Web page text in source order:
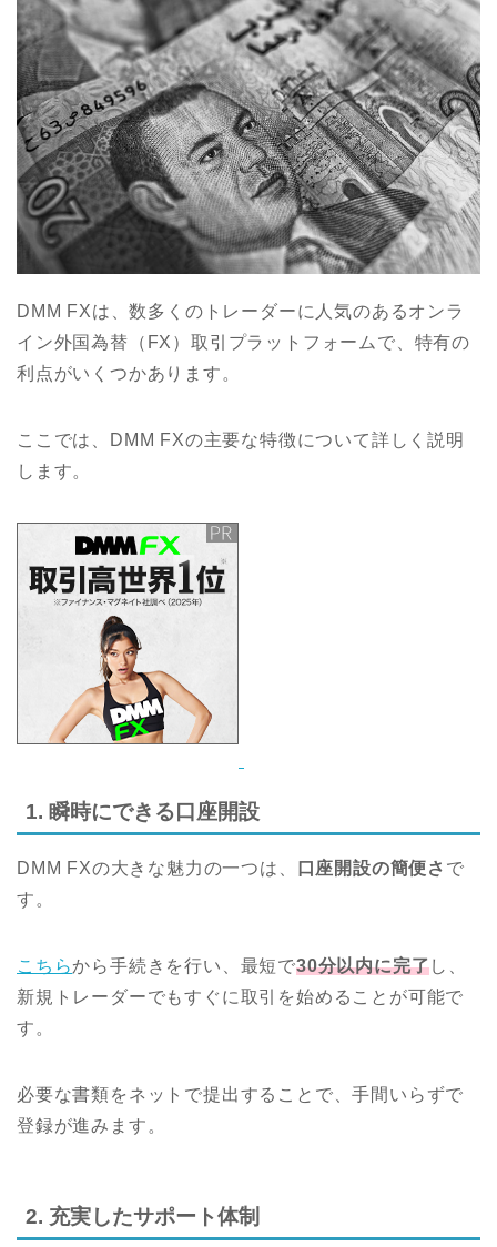
DMM FXは、数多くのトレーダーに人気のあるオンラ
イン外国為替（FX）取引プラットフォームで、特有の
利点がいくつかあります。
ここでは、DMM FXの主要な特徴について詳しく説明
します。
1. 瞬時にできる口座開設
DMM FXの大きな魅力の一つは、 口座開設の簡便さ で
す。
こちらから手続きを行い、最短で30分以内に完了し、
新規トレーダーでもすぐに取引を始めることが可能で
す。
必要な書類をネットで提出することで、手間いらずで
登録が進みます。
2. 充実したサポート体制